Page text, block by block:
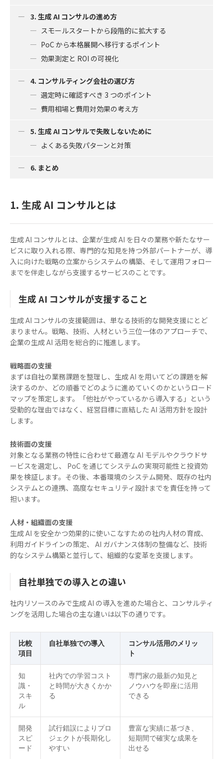
3. 生成 AI コンサルの進め方
スモールスタートから段階的に拡大する
PoC から本格展開へ移行するポイント
効果測定と ROI の可視化
4. コンサルティング会社の選び方
選定時に確認すべき 3 つのポイント
費用相場と費用対効果の考え方
5. 生成 AI コンサルで失敗しないために
よくある失敗パターンと対策
6. まとめ
1. 生成 AI コンサルとは
生成 AI コンサルとは、企業が生成 AI を日々の業務や新たなサー
ビスに取り入れる際、専門的な知見を持つ外部パートナーが、導
入に向けた戦略の立案からシステムの構築、そして運用フォロー
までを伴走しながら支援するサービスのことです。
生成 AI コンサルが支援すること
生成 AI コンサルの支援範囲は、単なる技術的な開発支援にとど
まりません。戦略、技術、人材という三位一体のアプローチで、
企業の生成 AI 活用を総合的に推進します。
戦略面の支援
まずは自社の業務課題を整理し、生成 AI を用いてどの課題を解
決するのか、どの順番でどのように進めていくのかというロード
マップを策定します。「他社がやっているから導入する」という
受動的な理由ではなく、経営目標に直結した AI 活用方針を設計
します。
技術面の支援
対象となる業務の特性に合わせて最適な AI モデルやクラウドサ
ービスを選定し、 PoC を通じてシステムの実現可能性と投資効
果を検証します。その後、本番環境のシステム開発、既存の社内
システムとの連携、高度なセキュリティ設計までを責任を持って
担います。
人材・組織面の支援
生成 AI を安全かつ効果的に使いこなすための社内人材の育成、
利用ガイドラインの策定、 AI ガバナンス体制の整備など、技術
的なシステム構築と並行して、組織的な変革を支援します。
自社単独での導入との違い
社内リソースのみで生成 AI の導入を進めた場合と、コンサルティ
ングを活用した場合の主な違いは以下の通りです。
比較
項目
自社単独での導入
コンサル活用のメリッ
ト
知
識・
スキ
ル
社内での学習コスト
と時間が大きくかか
る
専門家の最新の知見と
ノウハウを即座に活用
できる
開発
スピ
ード
試行錯誤によりプロ
ジェクトが長期化し
やすい
豊富な実績に基づき、
短期間で確実な成果を
出せる